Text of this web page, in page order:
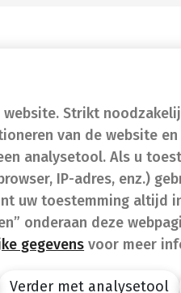
Strikt
van de website
analysetool. Als u
IP-adres, enz.)
uw toestemming altijd
onderaan deze
gegevens voor meer
Verder met analysetool